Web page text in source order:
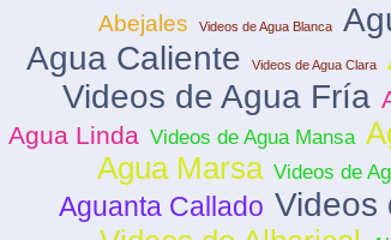
Abejales Videos de Agua Blanca
Agua Caliente Videos de Agua Clara
Videos de Agua Fría
Agua Linda Videos de Agua Mansa
Agua Marsa Videos de
Aguanta Callado Videos